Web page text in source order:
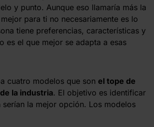
y punto. Aunque eso llamaría más la
para ti no necesariamente es lo
tiene preferencias, características y
es el que mejor se adapta a esas
cuatro modelos que son el tope de
la industria. El objetivo es identificar
la mejor opción. Los modelos